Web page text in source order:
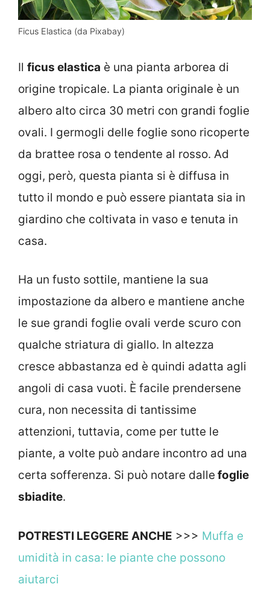
Ficus Elastica (da Pixabay)
Il ficus elastica è una pianta arborea di
origine tropicale. La pianta originale è un
albero alto circa 30 metri con grandi foglie
ovali. I germogli delle foglie sono ricoperte
da brattee rosa o tendente al rosso. Ad
oggi, però, questa pianta si è diffusa in
tutto il mondo e può essere piantata sia in
giardino che coltivata in vaso e tenuta in
casa.
Ha un fusto sottile, mantiene la sua
impostazione da albero e mantiene anche
le sue grandi foglie ovali verde scuro con
qualche striatura di giallo. In altezza
cresce abbastanza ed è quindi adatta agli
angoli di casa vuoti. È facile prendersene
cura, non necessita di tantissime
attenzioni, tuttavia, come per tutte le
piante, a volte può andare incontro ad una
certa sofferenza. Si può notare dalle foglie
sbiadite.
POTRESTI LEGGERE ANCHE >>> Muffa e
umidità in casa: le piante che possono
aiutarci